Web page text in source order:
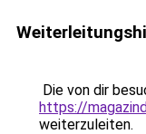
Die von dir
https://
weiterzuleiten.